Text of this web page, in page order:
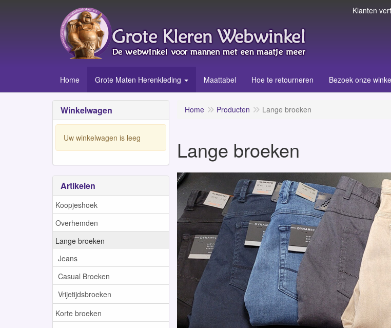
Klanten
Home Grote Maten Herenkleding Maattabel Hoe te retourneren Bezoek onze
Winkelwagen
Uw winkelwagen is leeg
Artikelen
Koopjeshoek
Overhemden
Lange broeken
Jeans
Casual Broeken
Vrijetijdsbroeken
Korte broeken
Home Producten Lange broeken
Lange broeken